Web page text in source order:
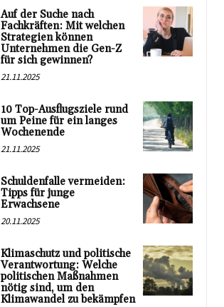
Auf der Suche nach
Fachkräften: Mit welchen
Strategien können
Unternehmen die Gen-Z
für sich gewinnen?
21.11.2025
10 Top-Ausflugsziele rund
um Peine für ein langes
Wochenende
21.11.2025
Schuldenfalle vermeiden:
Tipps für junge
Erwachsene
20.11.2025
Klimaschutz und politische
Verantwortung: Welche
politischen Maßnahmen
nötig sind, um den
Klimawandel zu bekämpfen